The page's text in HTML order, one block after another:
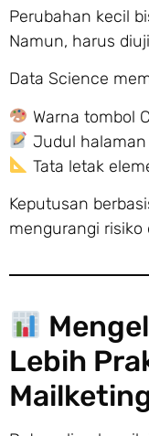
Perubahan kecil
Namun, harus
Data Science
Warna tombol
Judul
Tata letak
Keputusan
mengurangi
Lebih